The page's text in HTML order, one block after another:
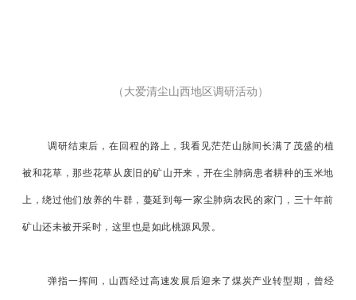
（大爱清尘山西地区调研活动）
调研结束后，在回程的路上，我看见茫茫山脉间长满了茂盛的植
被和花草，那些花草从废旧的矿山开来，开在尘肺病患者耕种的玉米地
上，绕过他们放养的牛群，蔓延到每一家尘肺病农民的家门，三十年前
矿山还未被开采时，这里也是如此桃源风景。
弹指一挥间，山西经过高速发展后迎来了煤炭产业转型期，曾经